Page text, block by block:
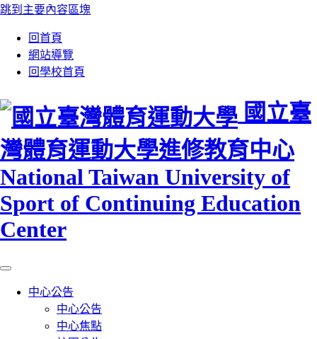
跳到主要內容區塊
回首頁
網站導覽
回學校首頁
國立臺
灣體育運動大學進修教育中心
National Taiwan University of
Sport of Continuing Education
Center
中心公告
中心公告
中心焦點